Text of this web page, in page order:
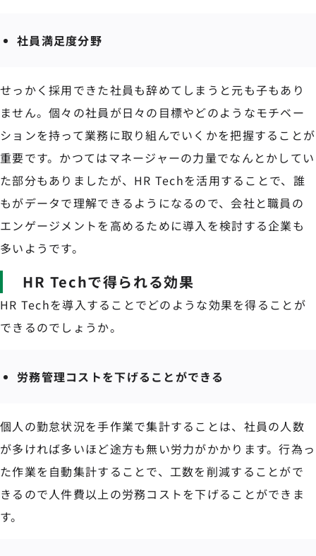
社員満足度分野
せっかく採用できた社員も辞めてしまうと元も子もあり
ません。個々の社員が日々の目標やどのようなモチベー
ションを持って業務に取り組んでいくかを把握することが
重要です。かつてはマネージャーの力量でなんとかしてい
た部分もありましたが、HR Techを活用することで、誰
もがデータで理解できるようになるので、会社と職員の
エンゲージメントを高めるために導入を検討する企業も
多いようです。
HR Techで得られる効果
HR Techを導入することでどのような効果を得ることが
できるのでしょうか。
労務管理コストを下げることができる
個人の勤怠状況を手作業で集計することは、社員の人数
が多ければ多いほど途方も無い労力がかかります。行為っ
た作業を自動集計することで、工数を削減することがで
きるので人件費以上の労務コストを下げることができま
す。